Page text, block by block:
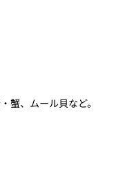
蟹、ムール貝など。